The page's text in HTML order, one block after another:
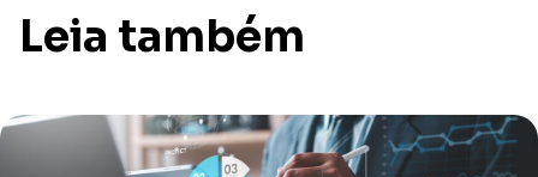
Leia também